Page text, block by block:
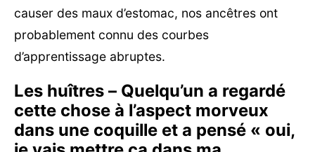
causer des maux d’estomac, nos ancêtres ont
probablement connu des courbes
d’apprentissage abruptes.
Les huîtres – Quelqu’un a regardé
cette chose à l’aspect morveux
dans une coquille et a pensé « oui,